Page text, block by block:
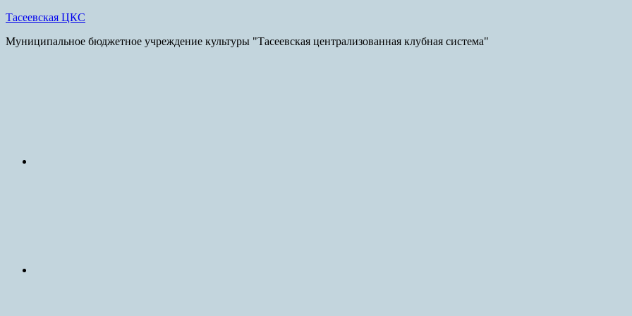
Skip
content
Тасеевская ЦКС
Муниципальное бюджетное учреждение культуры "Тасеевская централизованная клубная система"